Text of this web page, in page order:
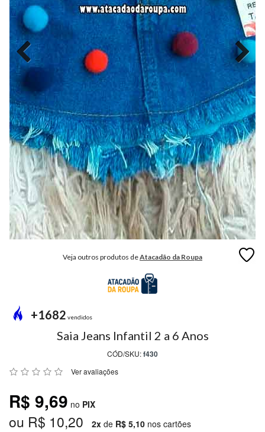
MODA
FITNESS
MODA
GRIFE
MODA
INFANTIL
MODA
INTIMA
MODA
INVERNO
MODA
MASCULINA
MODA
PLUS
PREÇO
ÚNICO
PROMOÇÕES
MARCAS
Veja outros produtos deAtacadão da Roupa
+1682 vendidos
Saia Jeans Infantil 2 a 6 Anos
CÓD/SKU:f430
Ver avaliações
R$ 9,69 no PIX
ou R$ 10,20 2x de R$ 5,10 nos cartões